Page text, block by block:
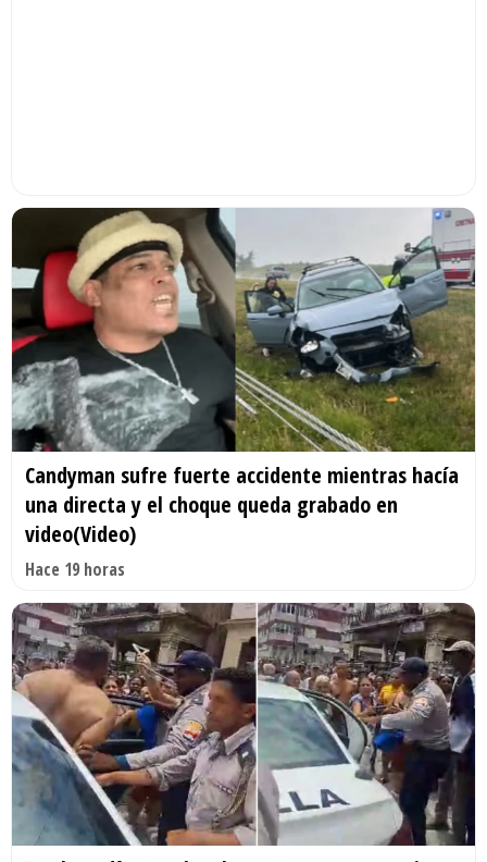
Candyman sufre fuerte accidente mientras hacía
una directa y el choque queda grabado en
video(Video)
Hace 19 horas